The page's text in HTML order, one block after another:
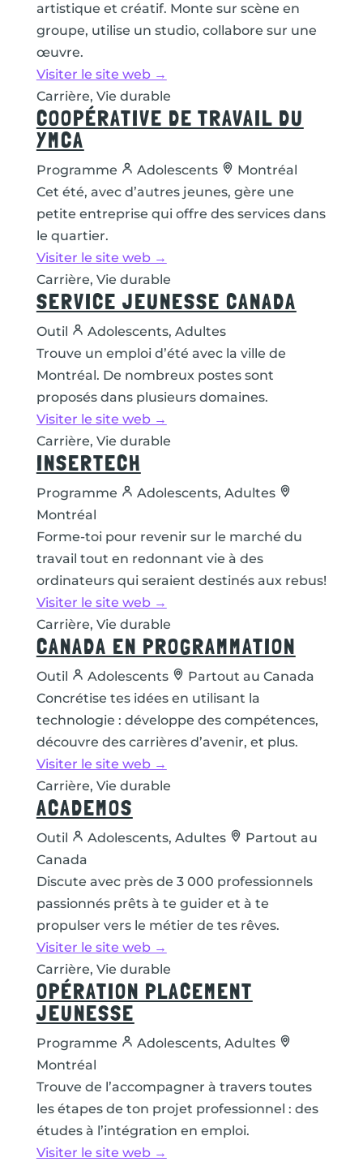
artistique et créatif. Monte sur scène en
groupe, utilise un studio, collabore sur une
œuvre.
Visiter le site web →
Carrière, Vie durable
COOPÉRATIVE DE TRAVAIL DU
YMCA
Programme Adolescents
Montréal
Cet été, avec d’autres jeunes, gère une
petite entreprise qui offre des services dans
le quartier.
Visiter le site web →
Carrière, Vie durable
SERVICE JEUNESSE CANADA
Outil
Adolescents, Adultes
Trouve un emploi d’été avec la ville de
Montréal. De nombreux postes sont
proposés dans plusieurs domaines.
Visiter le site web →
Carrière, Vie durable
INSERTECH
Programme
Adolescents, Adultes
Montréal
Forme-toi pour revenir sur le marché du
travail tout en redonnant vie à des
ordinateurs qui seraient destinés aux rebus!
Visiter le site web →
Carrière, Vie durable
CANADA EN PROGRAMMATION
Outil Adolescents
Partout au Canada
Concrétise tes idées en utilisant la
technologie : développe des compétences,
découvre des carrières d’avenir, et plus.
Visiter le site web →
Carrière, Vie durable
ACADEMOS
Outil Adolescents, Adultes
Partout au
Canada
Discute avec près de 3 000 professionnels
passionnés prêts à te guider et à te
propulser vers le métier de tes rêves.
Visiter le site web →
Carrière, Vie durable
OPÉRATION PLACEMENT
JEUNESSE
Programme
Adolescents, Adultes
Montréal
Trouve de l’accompagner à travers toutes
les étapes de ton projet professionnel : des
études à l’intégration en emploi.
Visiter le site web →